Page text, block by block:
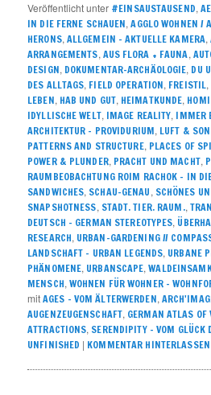
Veröffentlicht unter #EINSAUSTAUSEND,
IN DIE FERNE SCHAUEN,AGGLO WOHNEN /
HERONS, ALLGEMEIN – AKTUELLE KAMERA,
ARRANGEMENTS, AUS FLORA + FAUNA,
DESIGN, DOKUMENTAR-ARCHÄOLOGIE, DU
DES ALLTAGS, FIELD OPERATION, FREISTIL,
LEBEN, HAB UND GUT, HEIMATKUNDE,
IDYLLISCHE WELT, IMAGE REALITY, IMMER
ARCHITEKTUR – PROVIDURIUM, LUFT &
PATTERNS AND STRUCTURE, PLACES OF
POWER & PLUNDER, PRACHT UND MACHT,
RAUMBEOBACHTUNG ROIM RACHOK – IN
SANDWICHES, SCHAU-GENAU, SCHÖNES
SNAPSHOTNESS, STADT. TIER. RAUM.,
DEUTSCH – GERMAN STEREOTYPES,
RESEARCH, URBAN-GARDENING //
LANDSCHAFT – URBAN LEGENDS, URBANE
PHÄNOMENE, URBANSCAPE,
MENSCH, WOHNEN FÜR WOHNER –
mitAGES - VOM ÄLTERWERDEN,
AUGENZEUGENSCHAFT, GERMAN ATLAS OF
ATTRACTIONS, SERENDIPITY – VOM GLÜCK
UNFINISHED | KOMMENTAR HINTERLASSEN